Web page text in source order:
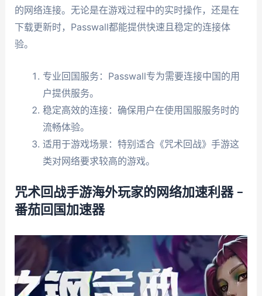
的网络连接。无论是在游戏过程中的实时操作，还是在
下载更新时，Passwall都能提供快速且稳定的连接体
验。
专业回国服务：Passwall专为需要连接中国的用
户提供服务。
稳定高效的连接：确保用户在使用国服服务时的
流畅体验。
适用于游戏场景：特别适合《咒术回战》手游这
类对网络要求较高的游戏。
咒术回战手游海外玩家的网络加速利器 –
番茄回国加速器